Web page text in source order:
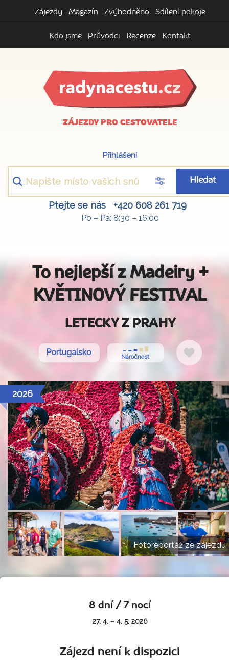
Zájezdy Magazín Zvýhodněno Sdílení pokoje
Kdo jsme Průvodci Recenze Kontakt
ZÁJEZDY PRO CESTOVATELE
Přihlášení
Hledat
Ptejte se nás +420 608 261 719
Po – Pá: 8:30 – 16:00
To nejlepší z Madeiry +
KVĚTINOVÝ FESTIVAL
LETECKY Z PRAHY
Portugalsko Náročnost
Do
2026
Fotoreportáž ze zájezdu
8 dní / 7 nocí
27. 4. – 4. 5. 2026
Zájezd není k dispozici